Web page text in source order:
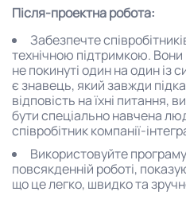
Після-проектна робота:
Забезпечте
технічною підтримкою. Вони
не покинуті один на один
є знавець, який завжди
відповість на їхні
бути спеціально навчена
співробітник компанії-
Використовуйте
повсякденній роботі,
що це легко, швидко та